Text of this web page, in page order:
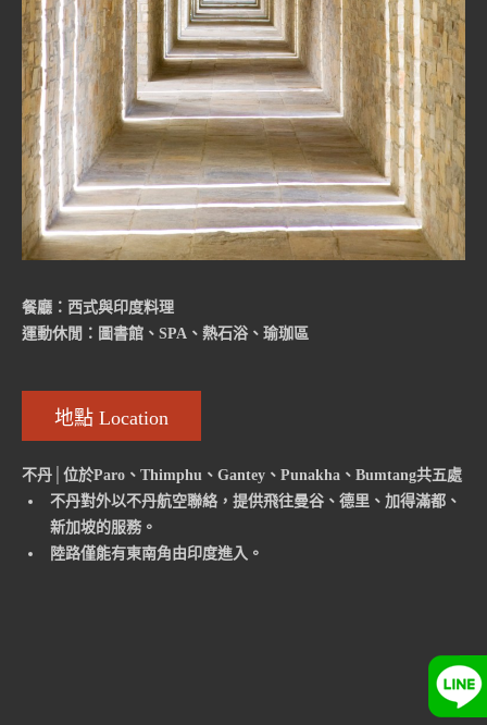
餐廳：西式與印度料理
運動休閒：圖書館、SPA、熱石浴、瑜珈區
地點 Location
不丹│位於Paro、Thimphu、Gantey、Punakha、Bumtang共五處
不丹對外以不丹航空聯絡，提供飛往曼谷、德里、加得滿都、
新加坡的服務。
陸路僅能有東南角由印度進入。